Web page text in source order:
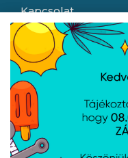
Kapcsolat
Letöltések
Gyártóink
Információ
Általános
Adatkezelési
Hallásvédelmi